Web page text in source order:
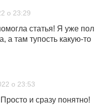
о 23:29
статья! Я уже пол
а там тупость какую-то
о 23:53
и сразу понятно!